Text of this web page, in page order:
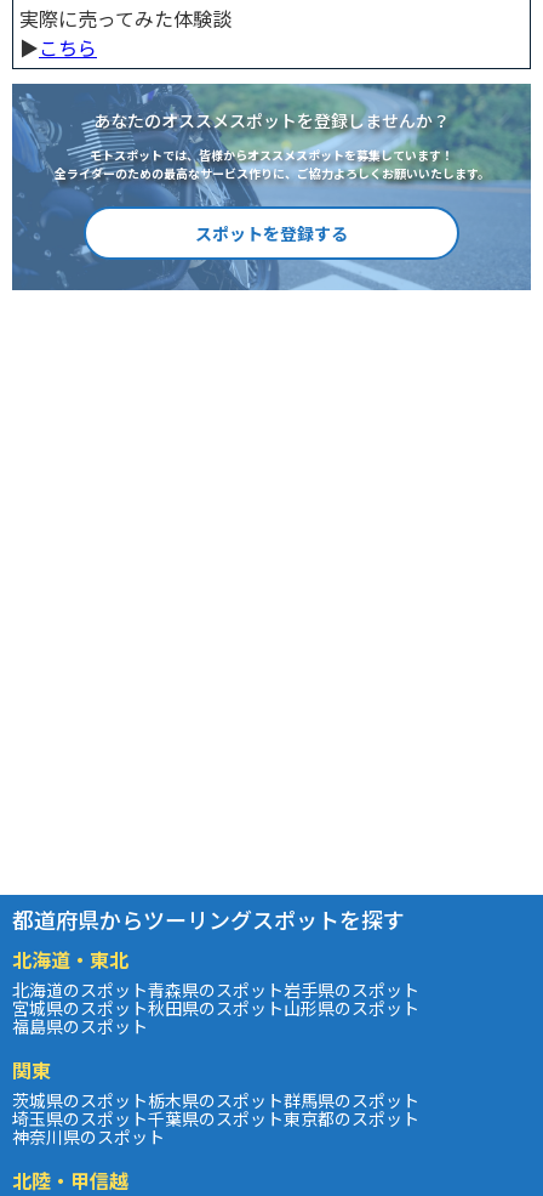
実際に売ってみた体験談
▶︎こちら
あなたのオススメスポットを登録しませんか？
モトスポットでは、皆様からオススメスポットを募集しています！
全ライダーのための最高なサービス作りに、ご協力よろしくお願いいたします。
スポットを登録する
都道府県からツーリングスポットを探す
北海道・東北
北海道のスポット青森県のスポット岩手県のスポット
宮城県のスポット秋田県のスポット山形県のスポット
福島県のスポット
関東
茨城県のスポット栃木県のスポット群馬県のスポット
埼玉県のスポット千葉県のスポット東京都のスポット
神奈川県のスポット
北陸・甲信越